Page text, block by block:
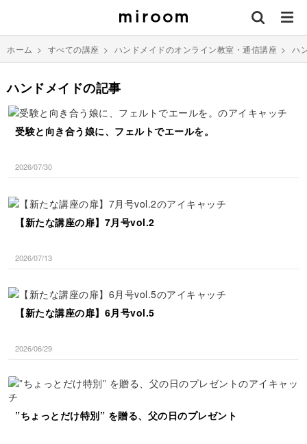
ホーム > すべての講座 > ハンドメイドのオンライン教室・通信講座 > ハ
ハンドメイドの記事
受験と向き合う娘に、フェルトでエールを。
2026/07/30
【新たな講座の扉】7月号vol.2
2026/07/13
【新たな講座の扉】6月号vol.5
2026/06/29
”ちょっとだけ特別” を贈る、父の日のプレゼント